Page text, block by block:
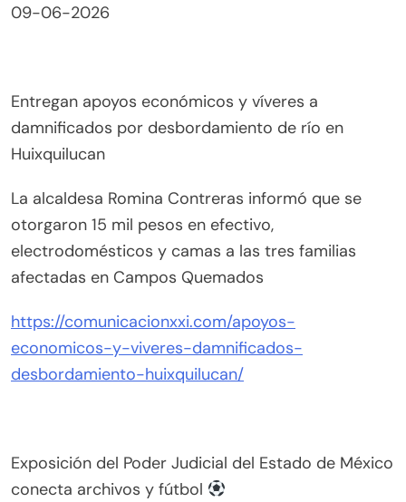
09-06-2026
Entregan apoyos económicos y víveres a
damnificados por desbordamiento de río en
Huixquilucan
La alcaldesa Romina Contreras informó que se
otorgaron 15 mil pesos en efectivo,
electrodomésticos y camas a las tres familias
afectadas en Campos Quemados
https://comunicacionxxi.com/apoyos-
economicos-y-viveres-damnificados-
desbordamiento-huixquilucan/
Exposición del Poder Judicial del Estado de México
conecta archivos y fútbol